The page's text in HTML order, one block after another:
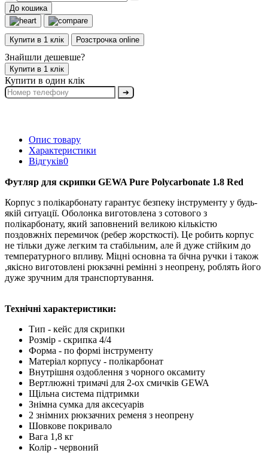
До кошика
Купити в 1 клік Розстрочка online
Знайшли дешевше?
Купити в 1 клік
Купити в один клік
➔
Опис товару
Характеристики
Відгуків0
Футляр для скрипки GEWA Pure Polycarbonate 1.8 Red
Корпус з полікарбонату гарантує безпеку інструменту у будь-
якій ситуації. Оболонка виготовлена з сотового з
полікарбонату, який заповнений великою кількістю
поздовжніх перемичок (ребер жорсткості). Це робить корпус
не тільки дуже легким та стабільним, але й дуже стійким до
температурного впливу. Міцні основна та бічна ручки і також
,якісно виготовлені рюкзачні ремінні з неопрену, роблять його
дуже зручним для транспортування.
Технічні характеристики:
Тип - кейс для скрипки
Розмір - скрипка 4/4
Форма - по формі інструменту
Матеріал корпусу - полікарбонат
Внутрішня оздоблення з чорного оксамиту
Вертлюжні тримачі для 2-ох смичків GEWA
Щільна система підтримки
Знімна сумка для аксесуарів
2 знімних рюкзачних ременя з неопрену
Шовкове покривало
Вага 1,8 кг
Колір - червоний